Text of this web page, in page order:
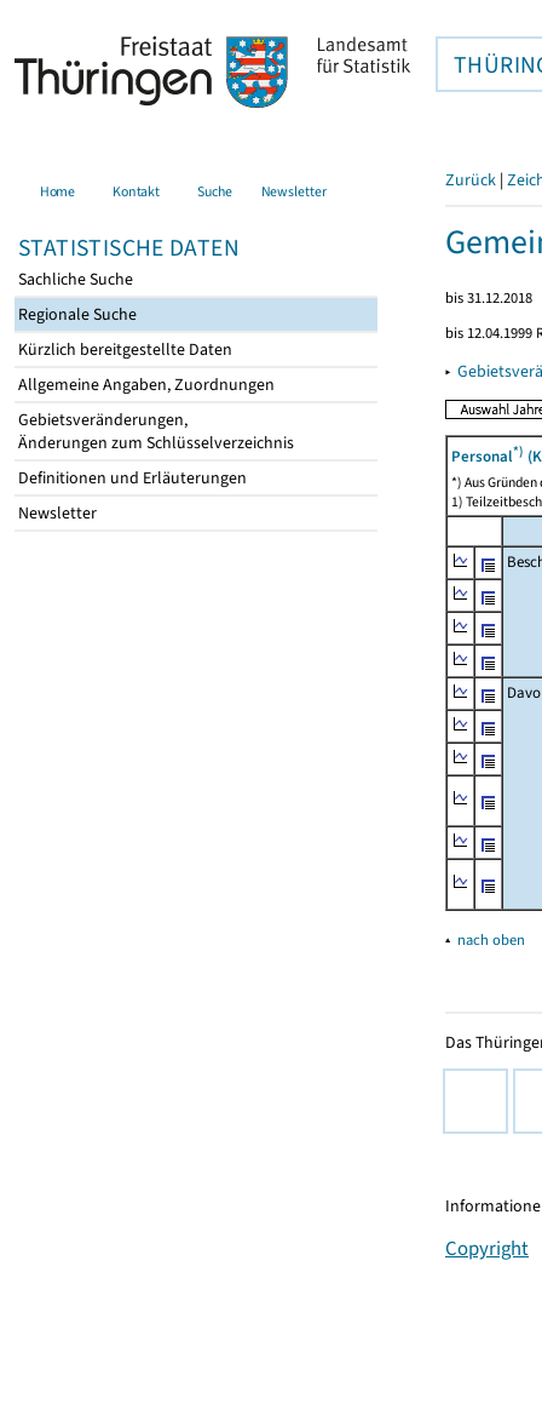
Home Kontakt Suche Newsletter
STATISTISCHE DATEN
Sachliche Suche
Regionale Suche
Kürzlich bereitgestellte Daten
Allgemeine Angaben, Zuordnungen
Gebietsveränderungen,
Änderungen zum Schlüsselverzeichnis
Definitionen und Erläuterungen
Newsletter
Zurück |
bis 31.12.2018
bis 12.04.1999
▸
Personal*)
*) Aus
1)
▴ nach oben
Das
Copyright